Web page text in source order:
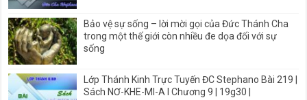
Bảo vệ sự sống – lời mời gọi của Đức Thánh Cha
trong một thế giới còn nhiều đe dọa đối với sự
sống
Lớp Thánh Kinh Trực Tuyến ĐC Stephano Bài 219 |
Sách NƠ-KHE-MI-A I Chương 9 | 19g30 |